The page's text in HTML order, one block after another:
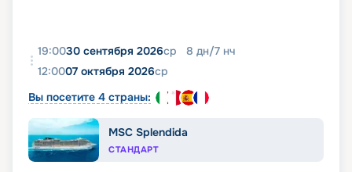
19:0030 сентября 2026ср 8 дн/7 нч
12:0007 октября 2026ср
Вы посетите 4 страны:
MSC Splendida
СТАНДАРТ